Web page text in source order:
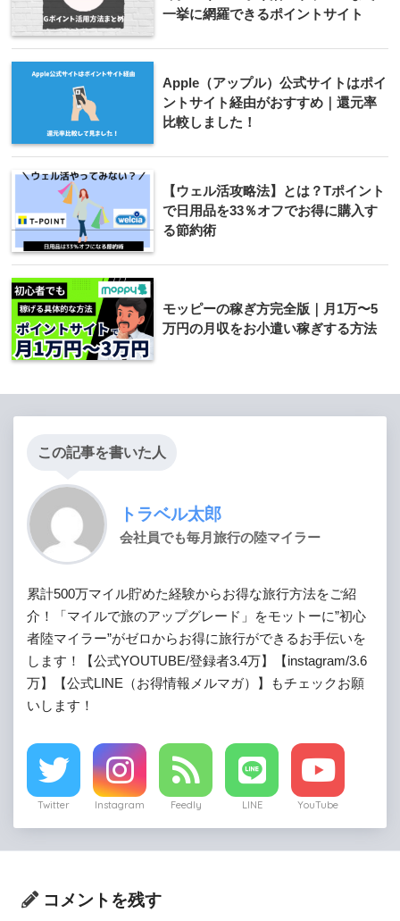
一挙に網羅できるポイントサイト
Apple（アップル）公式サイトはポイ
ントサイト経由がおすすめ｜還元率
比較しました！
【ウェル活攻略法】とは？Tポイント
で日用品を33％オフでお得に購入す
る節約術
モッピーの稼ぎ方完全版｜月1万〜5
万円の月収をお小遣い稼ぎする方法
この記事を書いた人
トラベル太郎
会社員でも毎月旅行の陸マイラー
累計500万マイル貯めた経験からお得な旅行方法をご紹
介！「マイルで旅のアップグレード」をモットーに”初心
者陸マイラー”がゼロからお得に旅行ができるお手伝いを
します！【公式YOUTUBE/登録者3.4万】【instagram/3.6
万】【公式LINE（お得情報メルマガ）】もチェックお願
いします！
Twitter Instagram Feedly LINE YouTube
コメントを残す